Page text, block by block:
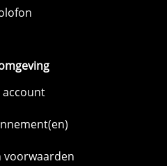
account
voorwaarden